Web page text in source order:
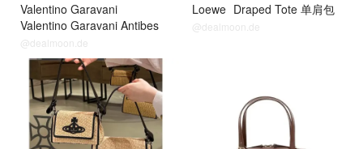
Valentino Garavani
Valentino Garavani Antibes
单肩包
@dealmoon.de
Loewe Draped Tote 单肩包
@dealmoon.de